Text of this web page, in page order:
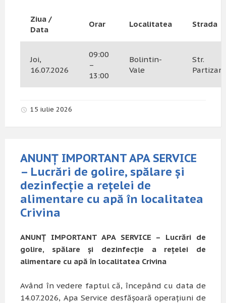
Ziua /
Data
Orar Localitatea Strada
Joi,
16.07.2026
09:00
–
13:00
Bolintin-
Vale
Str.
Partizani
15 iulie 2026
ANUNȚ IMPORTANT APA SERVICE
– Lucrări de golire, spălare și
dezinfecție a rețelei de
alimentare cu apă în localitatea
Crivina
ANUNȚ IMPORTANT APA SERVICE – Lucrări de
golire, spălare și dezinfecție a rețelei de
alimentare cu apă în localitatea Crivina
Având în vedere faptul că, începând cu data de
14.07.2026, Apa Service desfășoară operațiuni de